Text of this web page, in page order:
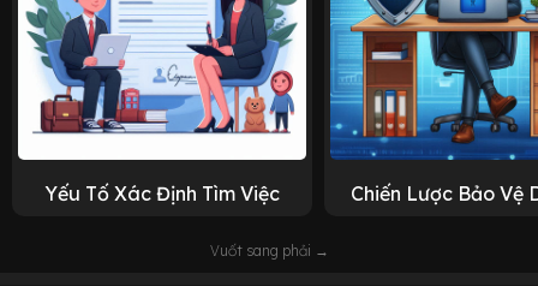
Yếu Tố Xác Định Tìm Việc Chiến Lược Bảo Vệ
Vuốt sang phải →